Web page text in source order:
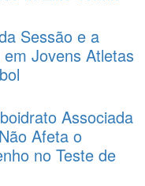
Sessão e a
Jovens Atletas
Associada
Afeta o
no Teste de